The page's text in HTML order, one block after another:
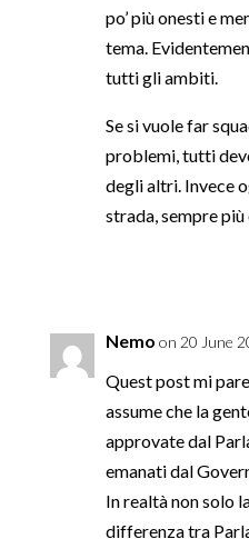
po’ più onesti e
tema.
tutti gli ambiti.
Se si vuole far
problemi, tutti
degli altri. Invece
strada, sempre
Nemo on 20 June
Quest post mi
assume che la
approvate dal
emanati dal
In realtà non solo
differenza tra